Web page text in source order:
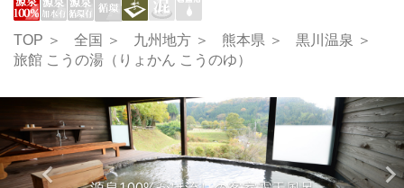
TOP ＞ 全国 ＞ 九州地方 ＞ 熊本県 ＞
黒川温泉 ＞
旅館 こうの湯（りょかん こうのゆ）
keyboard_arrow_left
Previous